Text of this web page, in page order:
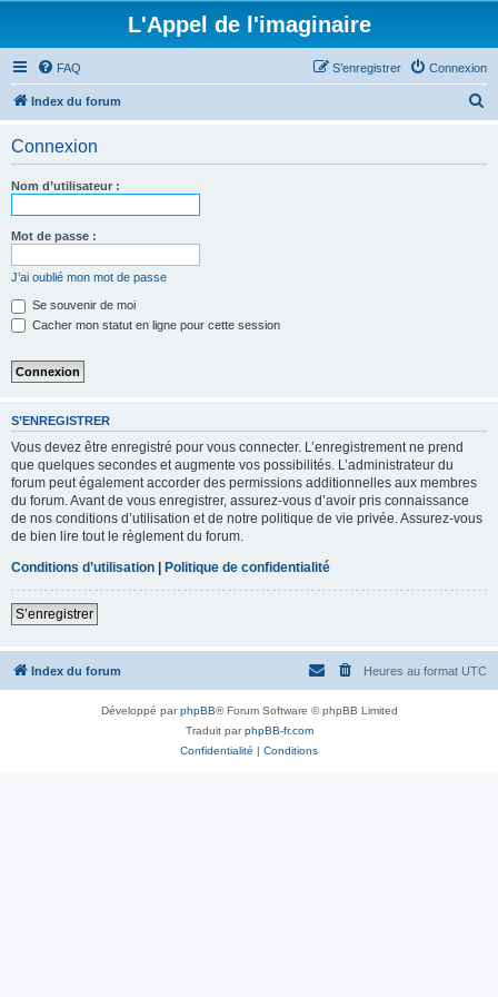
L'Appel de l'imaginaire
FAQ Connexion
S’enregistrer
Index du forum
Connexion
Nom d’utilisateur :
Mot de passe :
J’ai oublié mon mot de passe
Se souvenir de moi
Cacher mon statut en ligne pour cette session
S’ENREGISTRER
Vous devez être enregistré pour vous connecter. L’enregistrement ne prend
que quelques secondes et augmente vos possibilités. L’administrateur du
forum peut également accorder des permissions additionnelles aux membres
du forum. Avant de vous enregistrer, assurez-vous d’avoir pris connaissance
de nos conditions d’utilisation et de notre politique de vie privée. Assurez-vous
de bien lire tout le règlement du forum.
Conditions d’utilisation | Politique de confidentialité
S’enregistrer
Index du forum Heures au format UTC
Développé parphpBB® Forum Software © phpBB Limited
Traduit parphpBB-fr.com
Confidentialité | Conditions